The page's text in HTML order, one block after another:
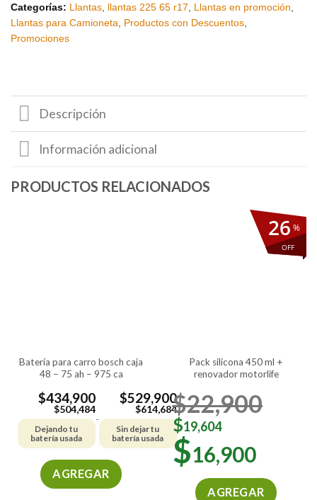
Categorías: Llantas llantas 225 65 r17 Llantas en promoción
Llantas para Camioneta
Productos con Descuentos
Promociones
Descripción
Información adicional
batería para carro bosch caja
48 – 75 ah – 975 ca
$434,900
$504,484
Dejando tu
batería usada
-
$529,900
$614,684
Sin dejar tu
batería usada
AGREGAR
%
OFF
26
pack silicona 450 ml +
renovador motorlife
$22,900
$19,604
$16,900
AGREGAR